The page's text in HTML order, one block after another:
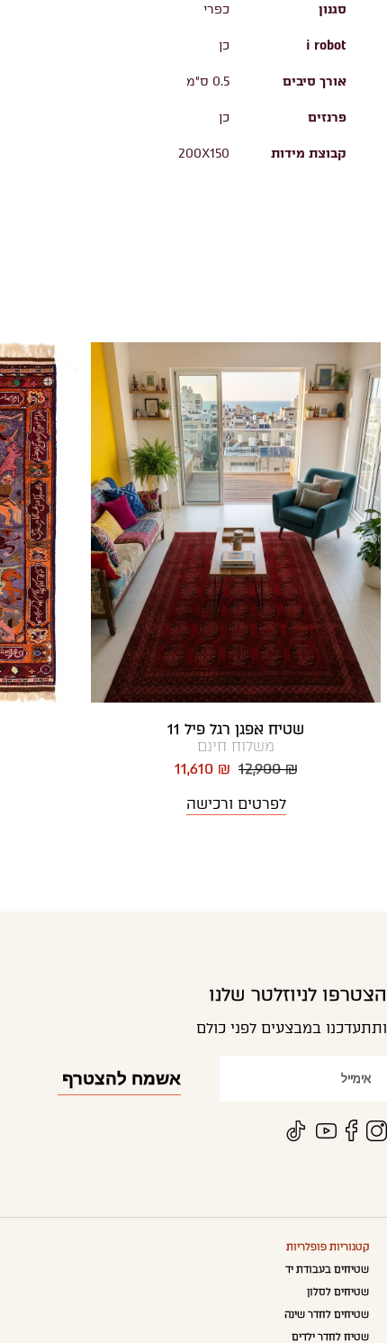
סגנון כפרי
i robot כן
אורך סיבים 0.5 ס"מ
פרנזים כן
קבוצת מידות 200X150
שטיח אפגן רגל פיל 11
משלוח חינם
12,900 ₪
11,610 ₪
לפרטים ורכישה
הצטרפו לניוזלטר שלנו
ותתעדכנו במבצעים לפני כולם
קטגוריות פופלריות
שטיחים בעבודת יד
שטיחים לסלון
שטיחים לחדר שינה
שטיח לחדר ילדים